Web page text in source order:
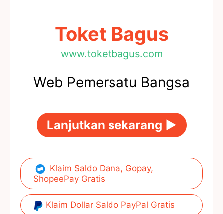
Toket Bagus
www.toketbagus.com
Web Pemersatu Bangsa
Lanjutkan sekarang ►
Klaim Saldo Dana, Gopay,
ShopeePay Gratis
Klaim Dollar Saldo PayPal Gratis